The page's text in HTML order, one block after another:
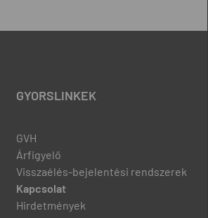
GYORSLINKEK
GVH
Árfigyelő
Visszaélés-bejelentési rendszerek
Kapcsolat
Hirdetmények